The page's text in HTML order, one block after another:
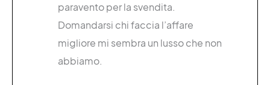
paravento per la svendita.
Domandarsi chi faccia l’affare
migliore mi sembra un lusso che non
abbiamo.